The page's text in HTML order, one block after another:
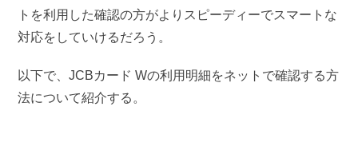
トを利用した確認の方がよりスピーディーでスマートな
対応をしていけるだろう。
以下で、JCBカード Wの利用明細をネットで確認する方
法について紹介する。